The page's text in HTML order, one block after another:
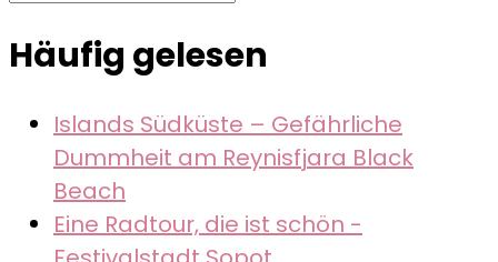
Häufig gelesen
Islands Südküste – Gefährliche
Dummheit am Reynisfjara Black
Beach
Eine Radtour, die ist schön -